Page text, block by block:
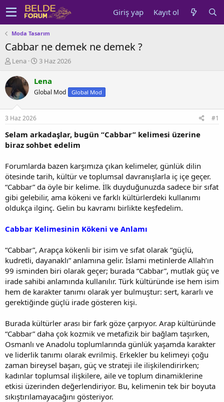
Giriş yap Kayıt ol
Moda Tasarım
Cabbar ne demek ne demek ?
K
n
u
y
b
a
ş
l
a
a
n
Lena
B
ş
l
a
ç
t
a
i
h
i
3 Haz 2026
Lena
Global Mod Global Mod
3 Haz 2026 #1
Selam arkadaşlar, bugün “Cabbar” kelimesi üzerine
biraz sohbet edelim
Forumlarda bazen karşımıza çıkan kelimeler, günlük dilin
ötesinde tarih, kültür ve toplumsal davranışlarla iç içe geçer.
“Cabbar” da öyle bir kelime. İlk duyduğunuzda sadece bir sıfat
gibi gelebilir, ama kökeni ve farklı kültürlerdeki kullanımı
oldukça ilginç. Gelin bu kavramı birlikte keşfedelim.
Cabbar Kelimesinin Kökeni ve Anlamı
“Cabbar”, Arapça kökenli bir isim ve sıfat olarak “güçlü,
kudretli, dayanaklı” anlamına gelir. İslami metinlerde Allah’ın
99 isminden biri olarak geçer; burada “Cabbar”, mutlak güç ve
irade sahibi anlamında kullanılır. Türk kültüründe ise hem isim
hem de karakter tanımı olarak yer bulmuştur: sert, kararlı ve
gerektiğinde güçlü irade gösteren kişi.
Burada kültürler arası bir fark göze çarpıyor. Arap kültüründe
“Cabbar” daha çok kozmik ve metafizik bir bağlam taşırken,
Osmanlı ve Anadolu toplumlarında günlük yaşamda karakter
ve liderlik tanımı olarak evrilmiş. Erkekler bu kelimeyi çoğu
zaman bireysel başarı, güç ve strateji ile ilişkilendirirken;
kadınlar toplumsal ilişkilere, aile ve toplum dinamiklerine
etkisi üzerinden değerlendiriyor. Bu, kelimenin tek bir boyuta
sıkıştırılamayacağını gösteriyor.